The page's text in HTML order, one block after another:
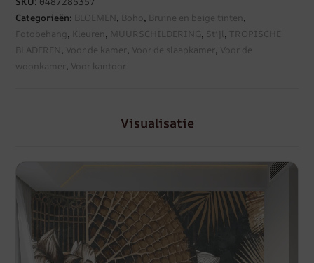
Categorieën: BLOEMEN , Boho , Bruine en beige tinten ,
Fotobehang, Kleuren , MUURSCHILDERING, Stijl, TROPISCHE
BLADEREN , Voor de kamer, Voor de slaapkamer, Voor de
woonkamer, Voor kantoor
Visualisatie